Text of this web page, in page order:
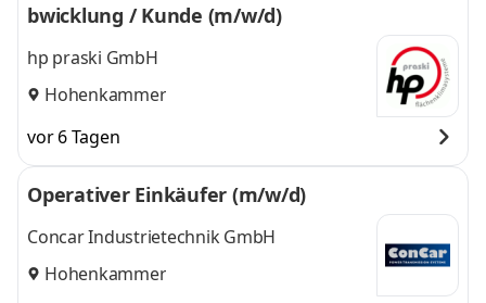
bwicklung / Kunde (m/w/d)
hp praski GmbH
Hohenkammer
vor 6 Tagen
Operativer Einkäufer (m/w/d)
Concar Industrietechnik GmbH
Hohenkammer